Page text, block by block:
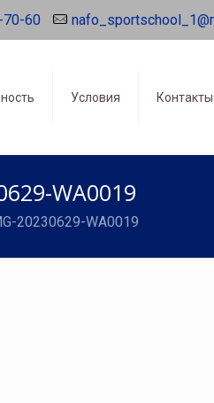
70-60
Условия Контакты
WA0019
20230629-WA0019